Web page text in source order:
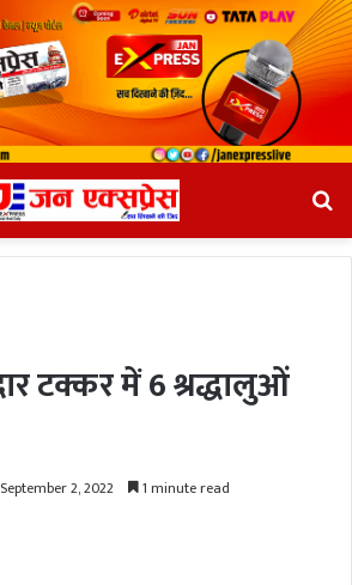
टक्कर में 6 श्रद्धालुओं
September 2, 2022 1 minute read